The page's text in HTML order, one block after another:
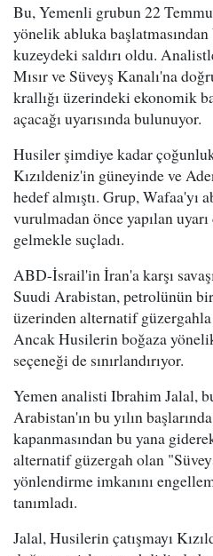
Bu, Yemenli grubun 22
yönelik abluka
kuzeydeki saldırı oldu.
Mısır ve Süveyş Kanalı'na
krallığı üzerindeki ekonomik
açacağı uyarısında bulunuyor.
Husiler şimdiye kadar
Kızıldeniz'in güneyinde ve
hedef almıştı. Grup, Wafaa'yı
vurulmadan önce yapılan uyarı
gelmekle suçladı.
ABD-İsrail'in İran'a karşı
Suudi Arabistan, petrolünün
üzerinden alternatif
Ancak Husilerin boğaza
seçeneği de sınırlandırıyor.
Yemen analisti Ibrahim Jalal,
Arabistan'ın bu yılın
kapanmasından bu yana
alternatif güzergah olan
yönlendirme imkanını
tanımladı.
Jalal, Husilerin çatışmayı